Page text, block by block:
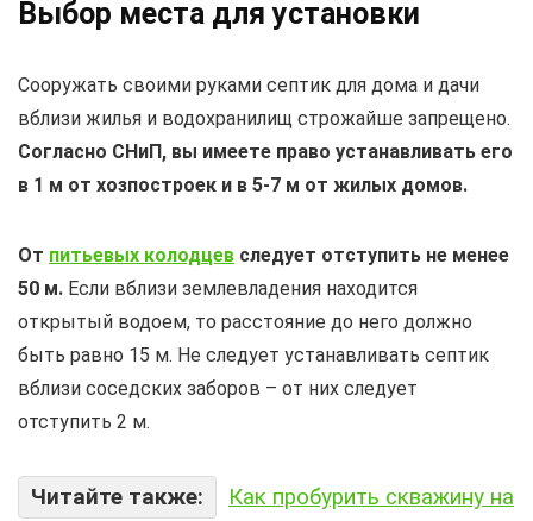
Выбор места для установки
Сооружать своими руками септик для дома и дачи
вблизи жилья и водохранилищ строжайше запрещено.
Согласно СНиП, вы имеете право устанавливать его
в 1 м от хозпостроек и в 5-7 м от жилых домов.
От питьевых колодцев следует отступить не менее
50 м. Если вблизи землевладения находится
открытый водоем, то расстояние до него должно
быть равно 15 м. Не следует устанавливать септик
вблизи соседских заборов – от них следует
отступить 2 м.
Читайте также:
Как пробурить скважину на